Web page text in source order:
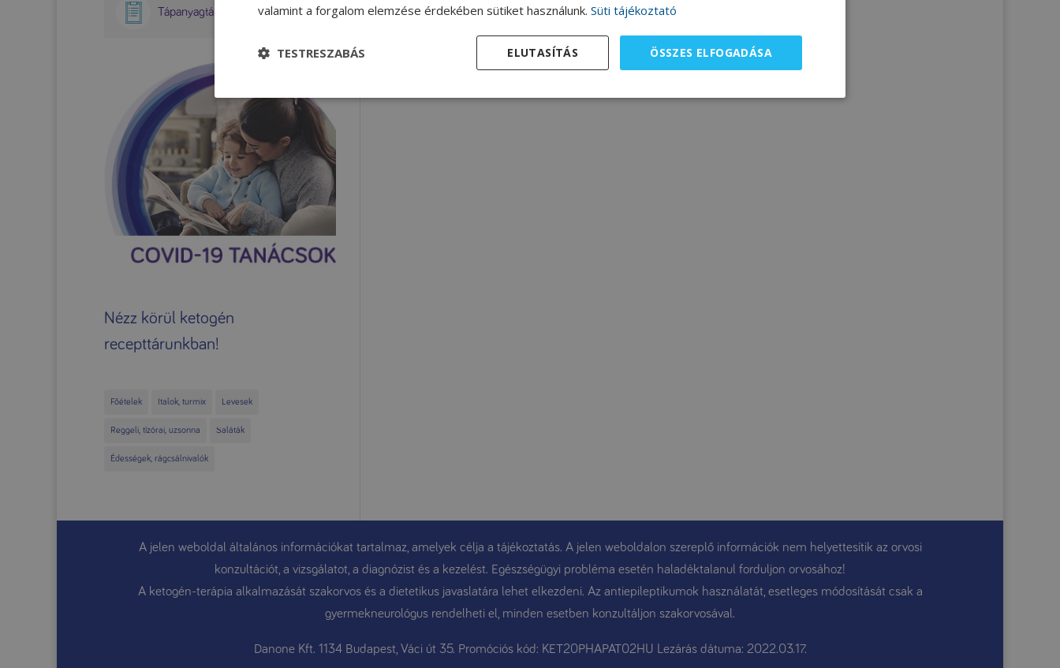
Tápanyagtáblázatok
Nézz körül ketogén
recepttárunkban!
Főételek Italok, turmix Levesek
Reggeli, tízórai, uzsonna Saláták
Édességek, rágcsálnivalók
A jelen weboldal általános információkat tartalmaz, amelyek célja a tájékoztatás. A jelen weboldalon szereplő információk nem helyettesítik az orvosi
konzultációt, a vizsgálatot, a diagnózist és a kezelést. Egészségügyi probléma esetén haladéktalanul forduljon orvosához!
A ketogén-terápia alkalmazását szakorvos és a dietetikus javaslatára lehet elkezdeni. Az antiepileptikumok használatát, esetleges módosítását csak a
gyermekneurológus rendelheti el, minden esetben konzultáljon szakorvosával.
Danone Kft. 1134 Budapest, Váci út 35. Promóciós kód: KET20PHAPAT02HU Lezárás dátuma: 2022.03.17.
valamint a forgalom elemzése érdekében sütiket használunk. Süti tájékoztató
ÖSSZES ELFOGADÁSA
ELUTASÍTÁS
TESTRESZABÁS